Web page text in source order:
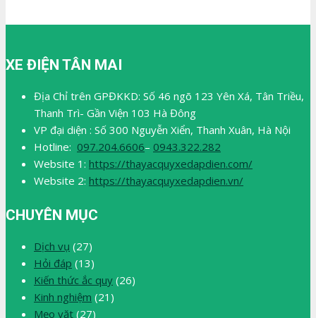
XE ĐIỆN TÂN MAI
Địa Chỉ trên GPĐKKD: Số 46 ngõ 123 Yên Xá, Tân Triều,
Thanh Trì- Gần Viện 103 Hà Đông
VP đại diện : Số 300 Nguyễn Xiển, Thanh Xuân, Hà Nội
Hotline: 097.204.6606– 0943.322.282
Website 1: https://thayacquyxedapdien.com/
Website 2: https://thayacquyxedapdien.vn/
CHUYÊN MỤC
Dịch vụ (27)
Hỏi đáp (13)
Kiến thức ắc quy (26)
Kinh nghiệm (21)
Mẹo vặt (27)